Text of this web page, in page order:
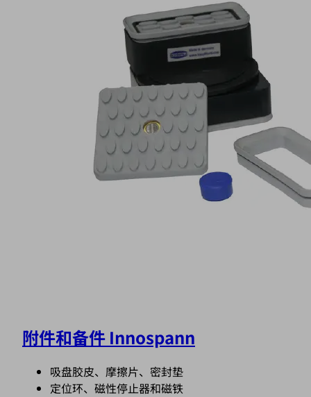
附件和备件 Innospann
吸盘胶皮、摩擦片、密封垫
定位环、磁性停止器和磁铁